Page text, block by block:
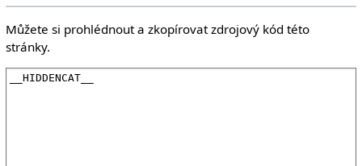
Můžete si prohlédnout a zkopírovat zdrojový kód této
stránky.